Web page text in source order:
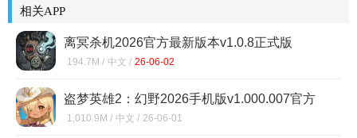
相关APP
离冥杀机2026官方最新版本v1.0.8正式版
194.7M / 中文 / 26-06-02
盗梦英雄2：幻野2026手机版v1.000.007官方
版
1,010.9M / 中文 / 26-06-01